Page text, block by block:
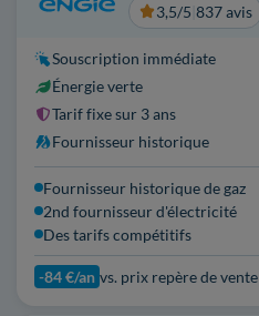
3,5/5 837 avis
Souscription immédiate
Énergie verte
Tarif fixe sur 3 ans
Fournisseur historique
Fournisseur historique de gaz
2nd fournisseur d'électricité
Des tarifs compétitifs
-84 €/an vs. prix repère de vente